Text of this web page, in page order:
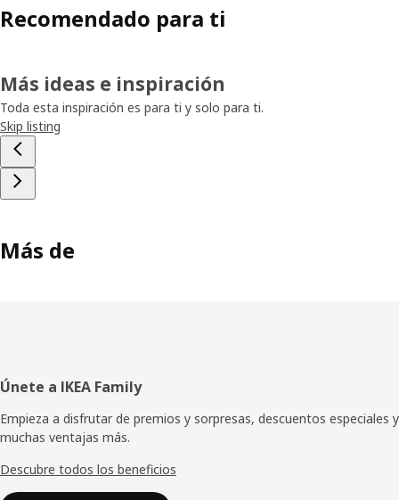
Recomendado para ti
Más ideas e inspiración
Toda esta inspiración es para ti y solo para ti.
Skip listing
Más de
Pie
de
página
Únete a IKEA Family
Empieza a disfrutar de premios y sorpresas, descuentos especiales y
muchas ventajas más.
Descubre todos los beneficios